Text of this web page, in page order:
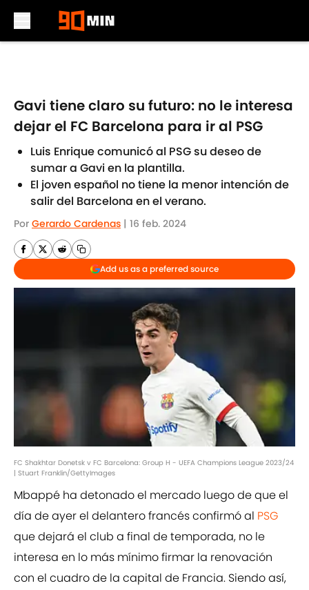
Gavi tiene claro su futuro: no le interesa
dejar el FC Barcelona para ir al PSG
Luis Enrique comunicó al PSG su deseo de
sumar a Gavi en la plantilla.
El joven español no tiene la menor intención de
salir del Barcelona en el verano.
Por Gerardo Cardenas | 16 feb. 2024
Add us as a preferred source
FC Shakhtar Donetsk v FC Barcelona: Group H - UEFA Champions League 2023/24
| Stuart Franklin/GettyImages
Mbappé ha detonado el mercado luego de que el
día de ayer el delantero francés confirmó al PSG
que dejará el club a final de temporada, no le
interesa en lo más mínimo firmar la renovación
con el cuadro de la capital de Francia. Siendo así,